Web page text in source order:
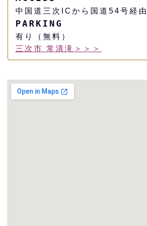
中国道三次ICから国道54号経
PARKING
有り（無料）
三次市 常清滝＞＞＞